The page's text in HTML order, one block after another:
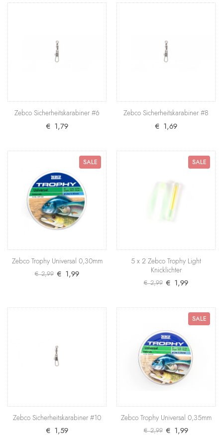
Zebco Sicherheitskarabiner #4
Ein zuverlässiger Karabinerwirbel, der sich durch
besonders hohe Tragkraft auszeichnet. Produktdeta..
+ Warenkorb
Zebco Lighter Pose 20g
Hervorragender Knicklicht-Schwimmer made in
€ 2,59 € 1,99
+ Warenkorb
Zebco Sicherheitskarabiner #6
Ein zuverlässiger Karabinerwirbel, der sich durch
besonders hohe Tragkraft auszeichnet. Produktdeta..
+ Warenkorb
Ein zuverlässiger Karabinerwirbel, der sich durch
besonders hohe Tragkraft auszeichnet. Produktde..
+ Warenkorb
Zebco Trophy Universal 0,30mm
Eine transparente Allround-Monofile zum günstigen
€ 2,99
Zebco Sicherheitskarabiner #6
€ 1,79
Zebco Sicherheitskarabiner #8
€ 1,69
SALE
Zebco Trophy Universal 0,30mm
€ 2,99 € 1,99
SALE
5 x 2 Zebco Trophy Light
Knicklichter
€ 2,99 € 1,99
Zebco Sicherheitskarabiner #10
€ 1,59
SALE
Zebco Trophy Universal 0,35mm
€ 2,99 € 1,99